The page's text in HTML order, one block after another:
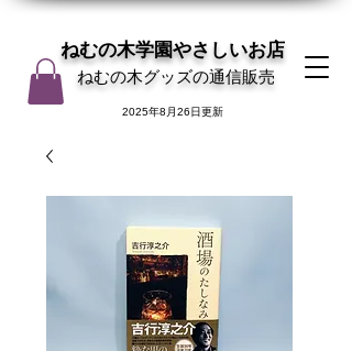
ねむの木学園やさしいお店
ねむの木グッズの通信販売
2025年8月26日更新